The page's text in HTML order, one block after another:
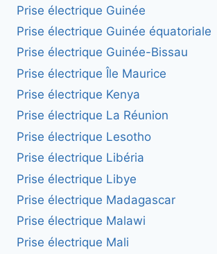
Prise électrique Guinée
Prise électrique Guinée équatoriale
Prise électrique Guinée-Bissau
Prise électrique Île Maurice
Prise électrique Kenya
Prise électrique La Réunion
Prise électrique Lesotho
Prise électrique Libéria
Prise électrique Libye
Prise électrique Madagascar
Prise électrique Malawi
Prise électrique Mali